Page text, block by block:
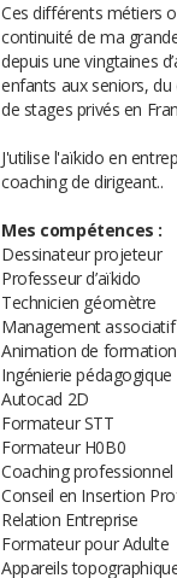
Ces différents métiers
continuité de ma
depuis une vingtaines
enfants aux seniors,
de stages privés en
J'utilise l'aïkido en
coaching de dirigeant..
Mes compétences :
Dessinateur projeteur
Professeur d’aïkido
Technicien géomètre
Management associatif
Animation de
Ingénierie pédagogique
Autocad 2D
Formateur STT
Formateur H0B0
Coaching professionnel
Conseil en Insertion
Relation Entreprise
Formateur pour Adulte
Appareils